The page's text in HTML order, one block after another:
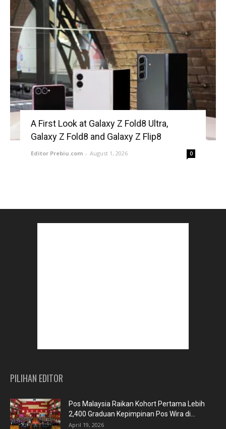
A First Look at Galaxy Z Fold8 Ultra,
Galaxy Z Fold8 and Galaxy Z Flip8
Editor Prebiu.com - August 1, 2026 0
PILIHAN EDITOR
Pos Malaysia Raikan Kohort Pertama Lebih
2,400 Graduan Kepimpinan Pos Wira di...
April 19, 2026